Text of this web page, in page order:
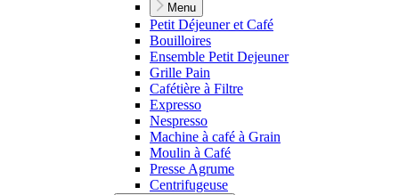
Menu
Petit Déjeuner et Café
Bouilloires
Ensemble Petit Dejeuner
Grille Pain
Cafétière à Filtre
Expresso
Nespresso
Machine à café à Grain
Moulin à Café
Presse Agrume
Centrifugeuse